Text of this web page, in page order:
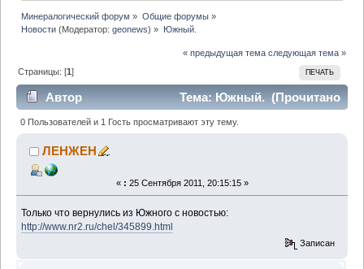
Минералогический форум » Общие форумы»
Новости (Модератор:geonews) » Южный.
« предыдущая тема следующая тема »
ПЕЧАТЬ
Страницы: [1]
Автор
Тема: Южный. (Прочитано
1651 раз)
0 Пользователей и 1 Гость просматривают эту тему.
ЛЕНЖЕН
« : 25 Сентября 2011, 20:15:15 »
Только что вернулись из Южного с новостью:
http://www.nr2.ru/chel/345899.html
Записан